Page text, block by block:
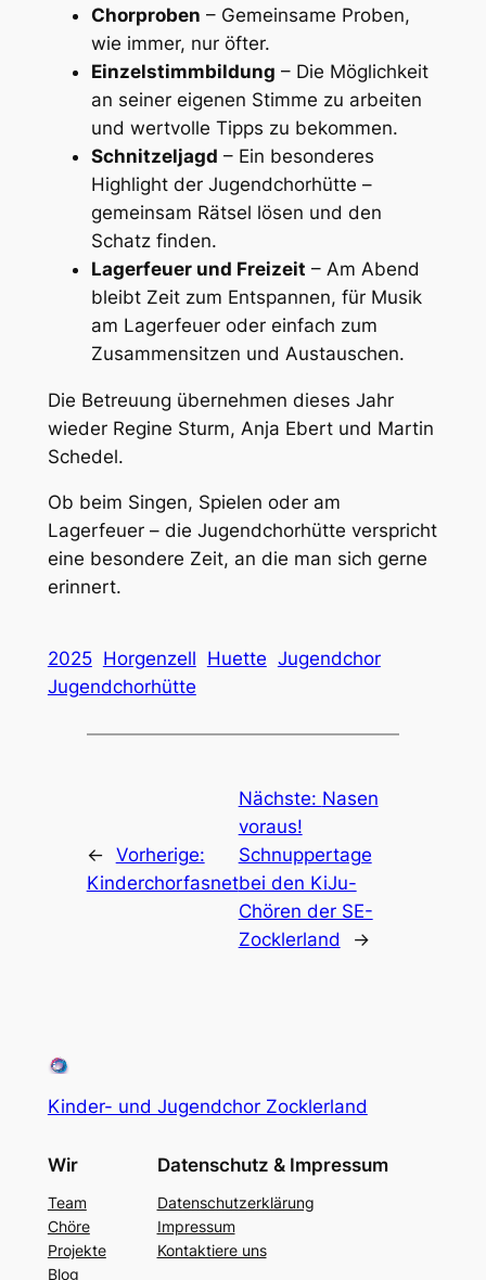
Chorproben – Gemeinsame Proben,
wie immer, nur öfter.
Einzelstimmbildung – Die Möglichkeit
an seiner eigenen Stimme zu arbeiten
und wertvolle Tipps zu bekommen.
Schnitzeljagd – Ein besonderes
Highlight der Jugendchorhütte –
gemeinsam Rätsel lösen und den
Schatz finden.
Lagerfeuer und Freizeit – Am Abend
bleibt Zeit zum Entspannen, für Musik
am Lagerfeuer oder einfach zum
Zusammensitzen und Austauschen.
Die Betreuung übernehmen dieses Jahr
wieder Regine Sturm, Anja Ebert und Martin
Schedel.
Ob beim Singen, Spielen oder am
Lagerfeuer – die Jugendchorhütte verspricht
eine besondere Zeit, an die man sich gerne
erinnert.
2025 Horgenzell Huette Jugendchor
Jugendchorhütte
← Vorherige:
Kinderchorfasnet
Nächste: Nasen
voraus!
Schnuppertage
bei den KiJu-
Chören der SE-
Zocklerland
→
Kinder- und Jugendchor Zocklerland
Wir
Team
Chöre
Projekte
Blog
Datenschutz & Impressum
Datenschutzerklärung
Impressum
Kontaktiere uns